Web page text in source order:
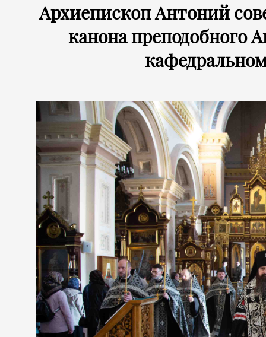
Архиепископ Антоний
канона преподобного